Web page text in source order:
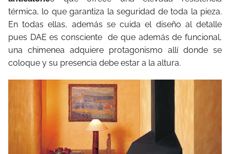
térmica, lo que garantiza la seguridad de toda la pieza.
En todas ellas, además se cuida el diseño al detalle
pues DAE es consciente de que además de funcional,
una chimenea adquiere protagonismo allí donde se
coloque y su presencia debe estar a la altura.